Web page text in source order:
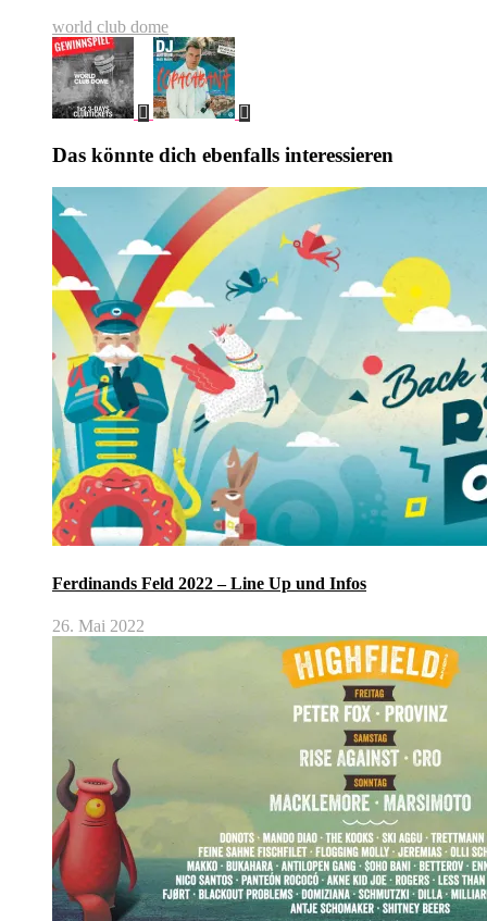
world club dome
Das könnte dich ebenfalls interessieren
Ferdinands Feld 2022 – Line Up und Infos
26. Mai 2022